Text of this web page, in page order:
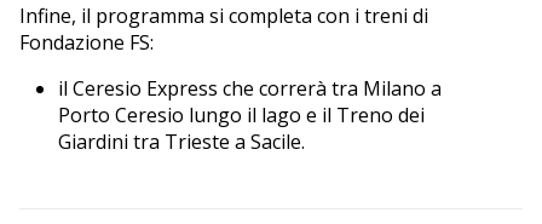
Infine, il programma si completa con i treni di
Fondazione FS:
il Ceresio Express che correrà tra Milano a
Porto Ceresio lungo il lago e il Treno dei
Giardini tra Trieste a Sacile.